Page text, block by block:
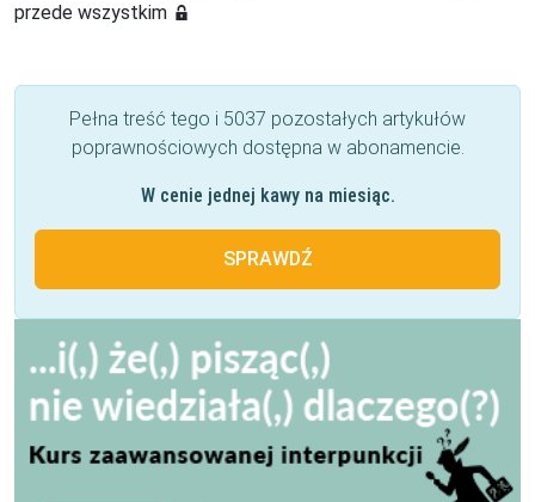
przede wszystkim
Pełna treść tego i 5037 pozostałych artykułów
poprawnościowych dostępna w abonamencie.
W cenie jednej kawy na miesiąc.
SPRAWDŹ